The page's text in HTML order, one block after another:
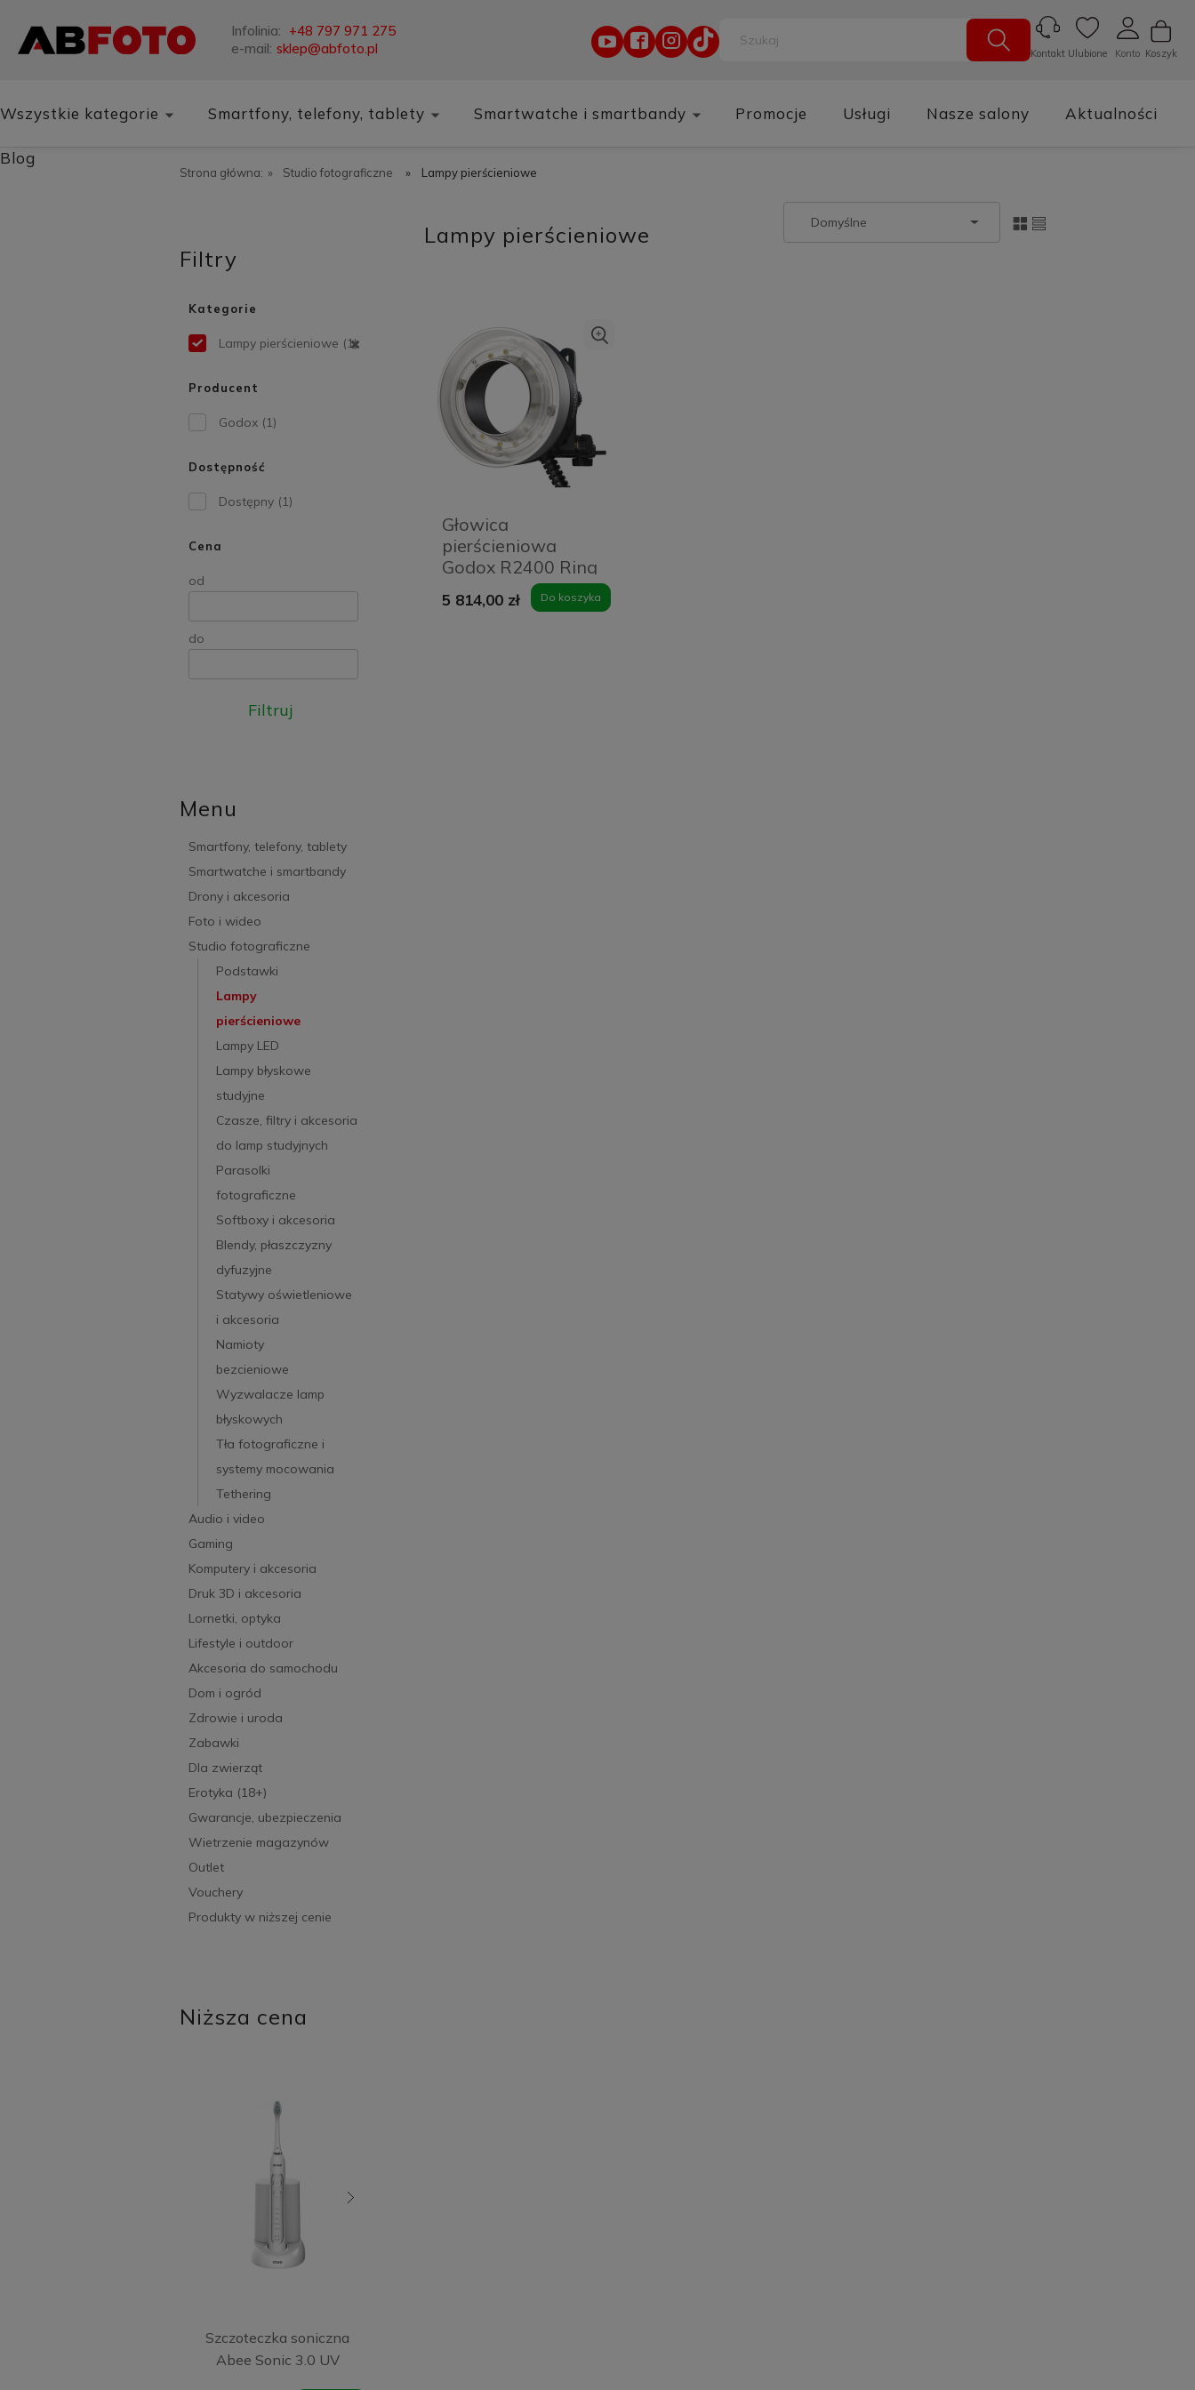
Infolinia: +48 797 971 275
e-mail: sklep@abfoto.pl Koszyk
Konto
Ulubione
Kontakt
Wszystkie kategorie Smartfony, telefony, tablety Smartwatche i smartbandy Promocje Usługi Nasze salony Aktualności
Blog
Strona główna: » Studio fotograficzne » Lampy pierścieniowe
Filtry
Kategorie
Lampy pierścieniowe (1)
Producent
Godox (1)
Dostępność
Dostępny (1)
Cena
od
do
Filtruj
Menu
Smartfony, telefony, tablety
Smartwatche i smartbandy
Drony i akcesoria
Foto i wideo
Studio fotograficzne
Podstawki
Lampy
pierścieniowe
Lampy LED
Lampy błyskowe
studyjne
Czasze, filtry i akcesoria
do lamp studyjnych
Parasolki
fotograficzne
Softboxy i akcesoria
Blendy, płaszczyzny
dyfuzyjne
Statywy oświetleniowe
i akcesoria
Namioty
bezcieniowe
Wyzwalacze lamp
błyskowych
Tła fotograficzne i
systemy mocowania
Tethering
Audio i video
Gaming
Komputery i akcesoria
Druk 3D i akcesoria
Lornetki, optyka
Lifestyle i outdoor
Akcesoria do samochodu
Dom i ogród
Zdrowie i uroda
Zabawki
Dla zwierząt
Erotyka (18+)
Gwarancje, ubezpieczenia
Wietrzenie magazynów
Outlet
Vouchery
Produkty w niższej cenie
Niższa cena
Szczoteczka soniczna
Abee Sonic 3.0 UV
Lampy pierścieniowe
Głowica
pierścieniowa
Godox R2400 Ring
5 814,00 zł Do koszyka